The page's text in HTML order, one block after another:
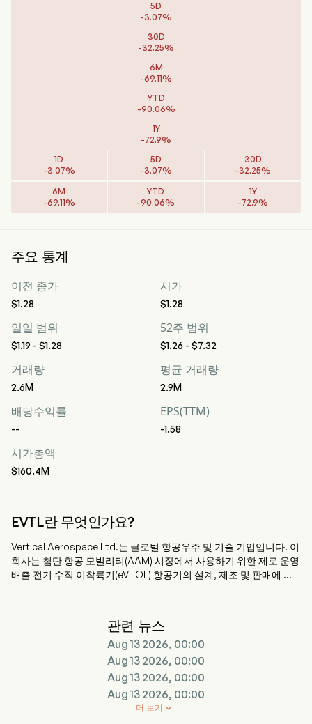
5D
-3.07%
30D
-32.25%
6M
-69.11%
YTD
-90.06%
1Y
-72.9%
1D
-3.07%
5D
-3.07%
30D
-32.25%
6M
-69.11%
YTD
-90.06%
1Y
-72.9%
주요 통계
이전 종가
$1.28
시가
$1.28
일일 범위
$1.19 - $1.28
52주 범위
$1.26 - $7.32
거래량
2.6M
평균 거래량
2.9M
배당수익률
--
EPS(TTM)
-1.58
시가총액
$160.4M
EVTL란 무엇인가요?
Vertical Aerospace Ltd.는 글로벌 항공우주 및 기술 기업입니다. 이
회사는 첨단 항공 모빌리티(AAM) 시장에서 사용하기 위한 제로 운영
배출 전기 수직 이착륙기(eVTOL) 항공기의 설계, 제조 및 판매에 중
이동하며 시속 약 150마일의 순항 속도를 달성할 수 있도록 목표로 하
고 있습니다. 회사는 상업용 항공사, 항공기 리스 회사, 비즈니스 항
공, 기존 헬리콥터 운영업체 및 AAM 시장의 신규 운영업체 등 다양한
고객에게 글로벌 인증을 받은 eVTOL 항공기를 판매하고
OEM(Original Equipment Manufacturer) 판매 및 애프터마켓 서비
스를 제공하는 것을 목표로 합니다.
관련 뉴스
Aug 13 2026, 00:00
Aug 13 2026, 00:00
Aug 13 2026, 00:00
Aug 13 2026, 00:00

더 보기